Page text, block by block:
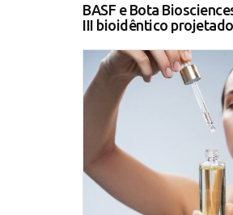
BASF e Bota
III bioidêntico